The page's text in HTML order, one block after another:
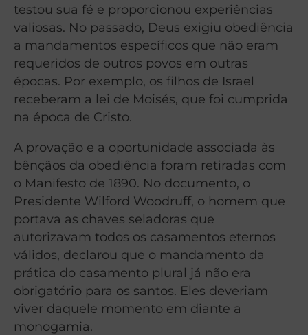
testou sua fé e proporcionou experiências
valiosas. No passado, Deus exigiu obediência
a mandamentos específicos que não eram
requeridos de outros povos em outras
épocas. Por exemplo, os filhos de Israel
receberam a lei de Moisés, que foi cumprida
na época de Cristo.
A provação e a oportunidade associada às
bênçãos da obediência foram retiradas com
o Manifesto de 1890. No documento, o
Presidente Wilford Woodruff, o homem que
portava as chaves seladoras que
autorizavam todos os casamentos eternos
válidos, declarou que o mandamento da
prática do casamento plural já não era
obrigatório para os santos. Eles deveriam
viver daquele momento em diante a
monogamia.